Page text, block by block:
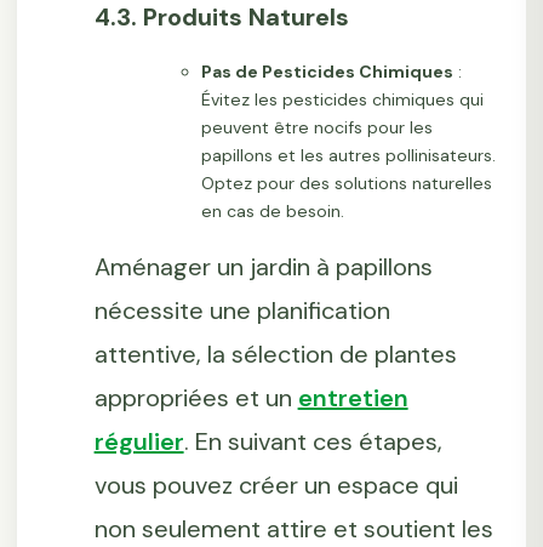
4.3. Produits Naturels
Pas de Pesticides Chimiques :
Évitez les pesticides chimiques qui
peuvent être nocifs pour les
papillons et les autres pollinisateurs.
Optez pour des solutions naturelles
en cas de besoin.
Aménager un jardin à papillons
nécessite une planification
attentive, la sélection de plantes
appropriées et un entretien
régulier. En suivant ces étapes,
vous pouvez créer un espace qui
non seulement attire et soutient les